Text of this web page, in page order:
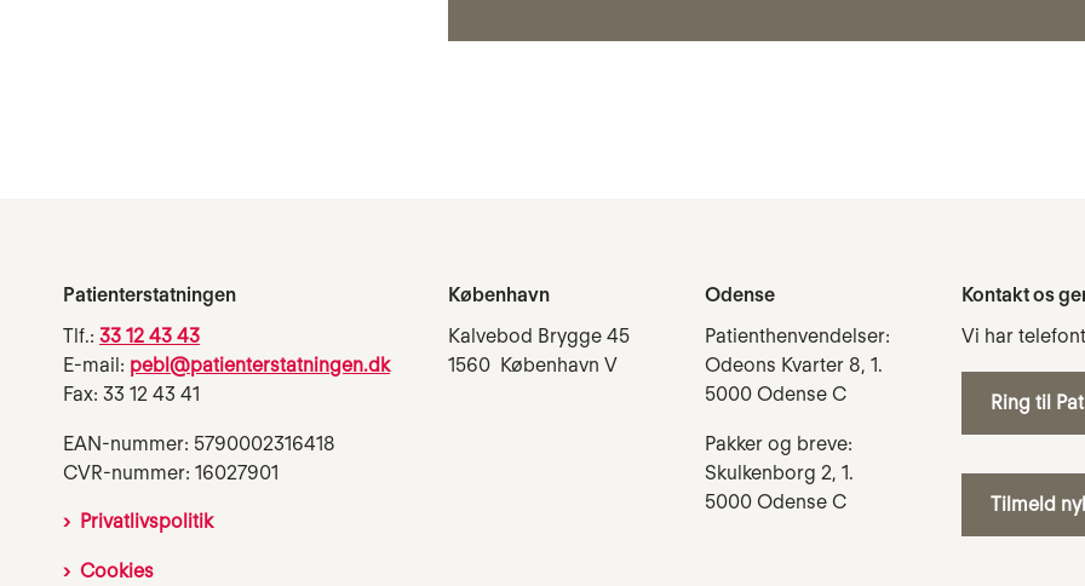
Patienterstatningen
Tlf.: 33 12 43 43
E-mail: pebl@patienterstatningen.dk
Fax: 33 12 43 41
EAN-nummer: 5790002316418
CVR-nummer: 16027901
Privatlivspolitik
Cookies
København
Kalvebod Brygge 45
1560 København V
Odense
Patienthenvendelser:
Odeons Kvarter 8, 1.
5000 Odense C
Pakker og breve:
Skulkenborg 2, 1.
5000 Odense C
Kontakt os
Vi har
Ring til
Tilmeld